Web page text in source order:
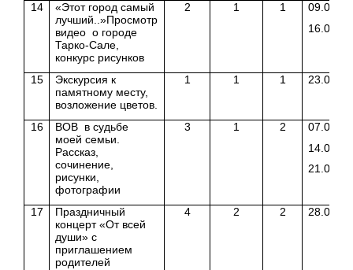
14
«Этот город самый
лучший..»Просмотр
видео о городе
Тарко-Сале,
конкурс рисунков
2 1 1
09.04.18
16.04.18
15
Экскурсия к
памятному месту,
возложение цветов.
1 1 1 23.04.18
16
ВОВ в судьбе
моей семьи.
Рассказ,
сочинение,
рисунки,
фотографии
3 1 2
07.05.18
14.05.18
21.05.18
17
Праздничный
концерт «От всей
души» с
приглашением
родителей
4 2 2 28.05.18